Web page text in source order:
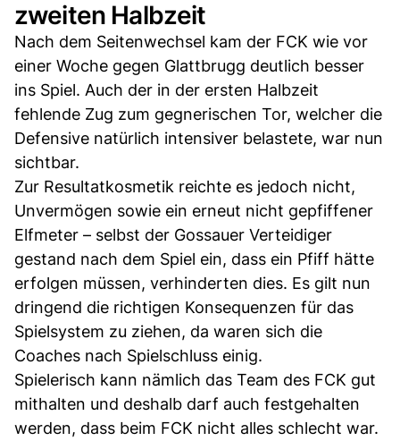
zweiten Halbzeit
Nach dem Seitenwechsel kam der FCK wie vor
einer Woche gegen Glattbrugg deutlich besser
ins Spiel. Auch der in der ersten Halbzeit
fehlende Zug zum gegnerischen Tor, welcher die
Defensive natürlich intensiver belastete, war nun
sichtbar.
Zur Resultatkosmetik reichte es jedoch nicht,
Unvermögen sowie ein erneut nicht gepfiffener
Elfmeter – selbst der Gossauer Verteidiger
gestand nach dem Spiel ein, dass ein Pfiff hätte
erfolgen müssen, verhinderten dies. Es gilt nun
dringend die richtigen Konsequenzen für das
Spielsystem zu ziehen, da waren sich die
Coaches nach Spielschluss einig.
Spielerisch kann nämlich das Team des FCK gut
mithalten und deshalb darf auch festgehalten
werden, dass beim FCK nicht alles schlecht war.